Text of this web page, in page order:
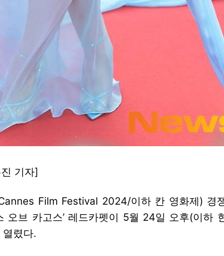
기자]
Film Festival 2024/이하 칸 영화제) 경
오브 카고스’ 레드카펫이 5월 24일 오후(이하
열렸다.